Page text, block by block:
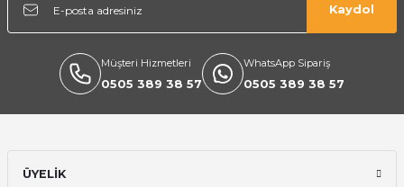
Kaydol
Müşteri Hizmetleri
0505 389 38 57
WhatsApp Sipariş
0505 389 38 57
ÜYELİK